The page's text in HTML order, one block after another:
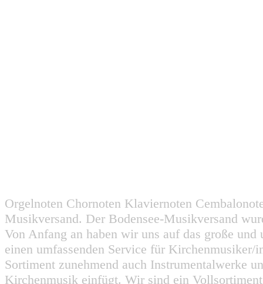
Orgelnoten Chornoten Klaviernoten
Musikversand. Der Bodensee-Musikversand
Von Anfang an haben wir uns auf das große
einen umfassenden Service für
Sortiment zunehmend auch Instrumentalwerke
Kirchenmusik einfügt. Wir sind ein